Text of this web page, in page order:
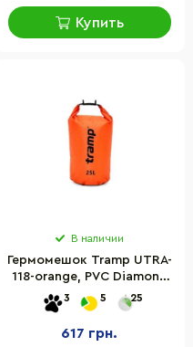
Купить
В наличии
Гермомешок Tramp UTRA-
118-orange, PVC Diamond
Ripstop 25 л
3 5 25
617 грн.